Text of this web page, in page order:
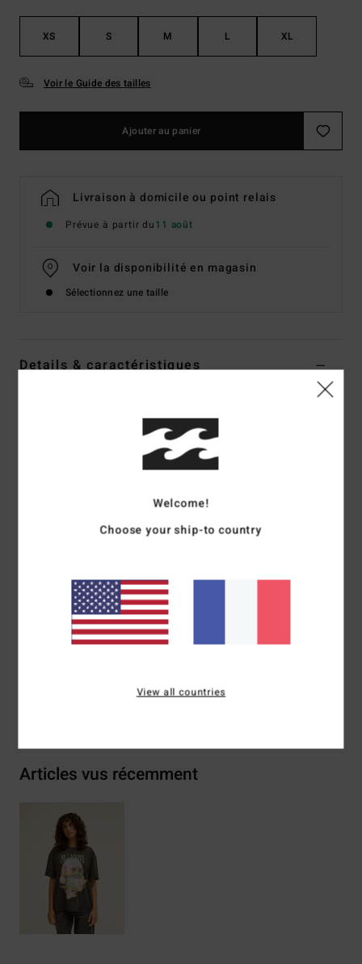
XS S M L XL
Voir le Guide des tailles
Ajouter au panier
Livraison à domicile ou point relais
Prévue à partir du11 août
Voir la disponibilité en magasin
Sélectionnez une taille
Details & caractéristiques
Code couleur
70 % coton BCI, 30 % coton recyclé
Composition[Matière principale] 70% coton, 30% coton
Traçabilité du produit (Loi Agec)
Articles vus récemment
Welcome!
Choose your ship-to country
View all countries